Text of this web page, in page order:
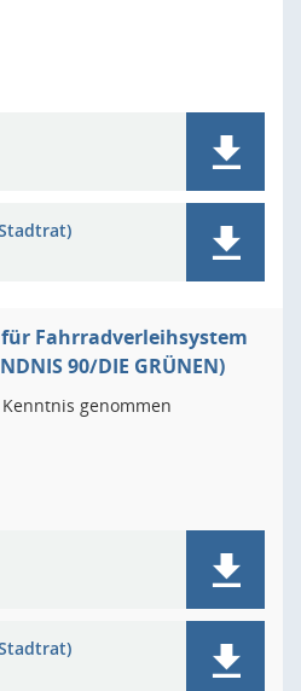
Fahrradverleihsystem
90/DIE GRÜNEN)
genommen